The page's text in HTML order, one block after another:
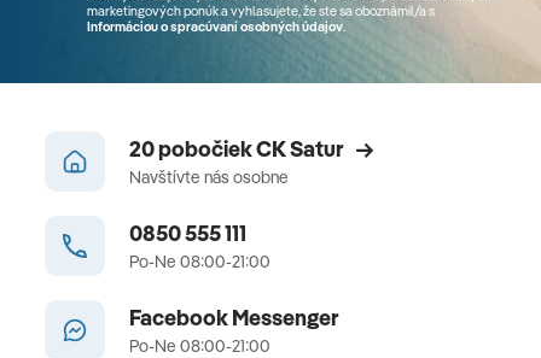
marketingových ponúk a vyhlasujete, že ste sa oboznámil/a s
Informáciou o spracúvaní osobných údajov.
20 pobočiek CK Satur
Navštívte nás osobne
0850 555 111
Po-Ne 08:00-21:00
Facebook Messenger
Po-Ne 08:00-21:00